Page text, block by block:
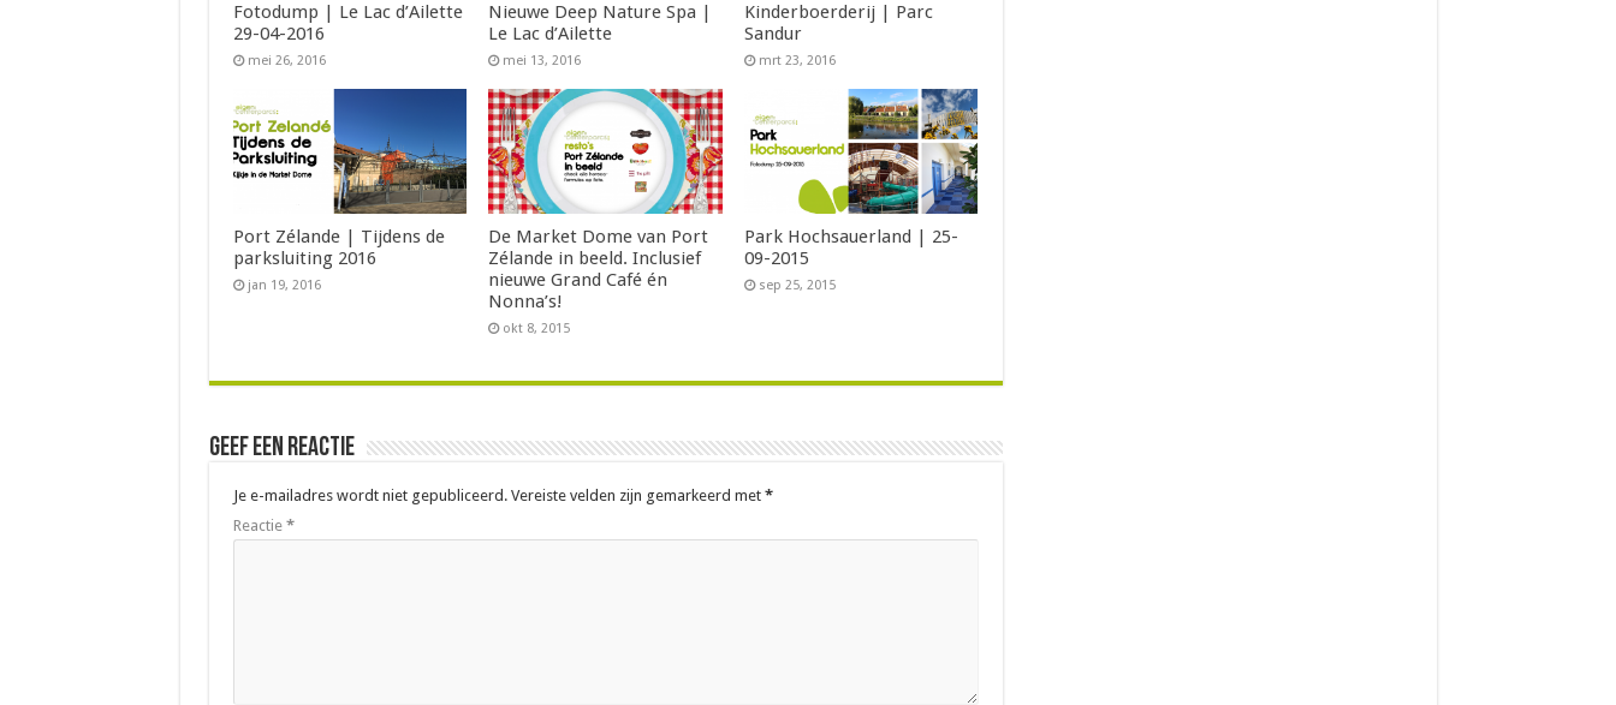
Fotodump | Le Lac d’Ailette
29-04-2016
mei 26, 2016
Nieuwe Deep Nature Spa |
Le Lac d’Ailette
mei 13, 2016
Kinderboerderij | Parc
Sandur
mrt 23, 2016
Port Zélande | Tijdens de
parksluiting 2016
jan 19, 2016
De Market Dome van Port
Zélande in beeld. Inclusief
nieuwe Grand Café én
Nonna’s!
okt 8, 2015
Park Hochsauerland | 25-
09-2015
sep 25, 2015
Geef een reactie
Je e-mailadres wordt niet gepubliceerd. Vereiste velden zijn gemarkeerd met *
Reactie *